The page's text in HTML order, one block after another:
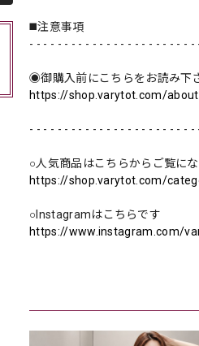
◼️注意事項
- - - - - - - - - - - - - - - - - - - - - - -
◉御購入前にこちらをお読み下
https://shop.varytot.com/about
- - - - - - - - - - - - - - - - - - - - - - -
○人気商品はこちらからご覧に
https://shop.varytot.com/
○Instagramはこちらです
https://www.instagram.com/